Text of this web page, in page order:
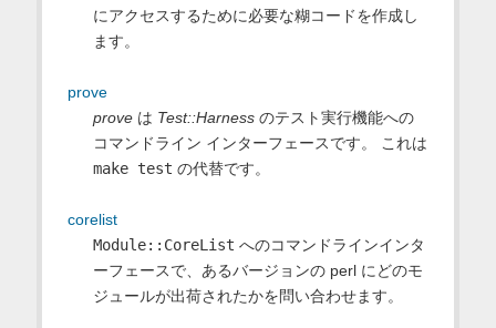
にアクセスするために必要な糊コードを作成し
ます。
prove
proveは Test::Harnessのテスト実行機能への
コマンドライン インターフェースです。 これは
make test の代替です。
corelist
Module::CoreList へのコマンドラインインタ
ーフェースで、あるバージョンの perl にどのモ
ジュールが出荷されたかを問い合わせます。